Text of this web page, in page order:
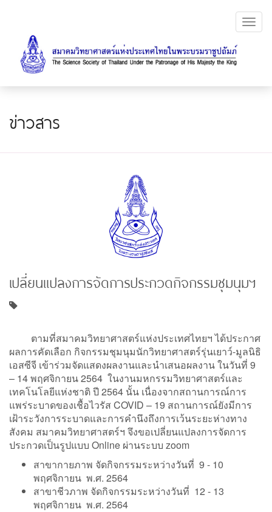
ข่าวสาร
เปลี่ยนแปลงการจัดการประกวดกิจกรรมชุมนุมฯ
ตามที่สมาคมวิทยาศาสตร์แห่งประเทศไทยฯ ได้ประกาศ
ผลการคัดเลือก กิจกรรมชุมนุมนักวิทยาศาสตร์รุ่นเยาว์-มูลนิธิ
เอสซีจี เข้าร่วมจัดแสดงผลงานและนำเสนอผลงาน ในวันที่ 9
– 14 พฤศจิกายน 2564 ในงานมหกรรมวิทยาศาสตร์และ
เทคโนโลยีแห่งชาติ ปี 2564 นั้น เนื่องจากสถานการณ์การ
แพร่ระบาดของเชื้อไวรัส COVID – 19 สถานการณ์ยังมีการ
เฝ้าระวังการระบาดและการคำนึงถึงการเว้นระยะห่างทาง
สังคม สมาคมวิทยาศาสตร์ฯ จึงขอเปลี่ยนแปลงการจัดการ
ประกวดเป็นรูปแบบ Online ผ่านระบบ zoom
สาขากายภาพ จัดกิจกรรมระหว่างวันที่ 9 - 10
พฤศจิกายน พ.ศ. 2564
สาขาชีวภาพ จัดกิจกรรมระหว่างวันที่ 12 - 13
พฤศจิกายน พ.ศ. 2564